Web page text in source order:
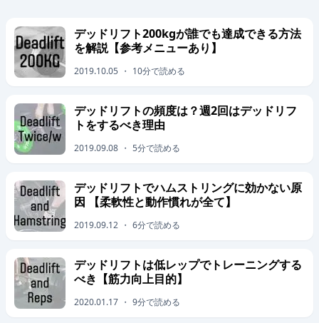
デッドリフト200kgが誰でも達成できる方法
を解説【参考メニューあり】
2019.10.05 ・ 10分で読める
デッドリフトの頻度は？週2回はデッドリフ
トをするべき理由
2019.09.08 ・ 5分で読める
デッドリフトでハムストリングに効かない原
因 【柔軟性と動作慣れが全て】
2019.09.12 ・ 6分で読める
デッドリフトは低レップでトレーニングする
べき【筋力向上目的】
2020.01.17 ・ 9分で読める